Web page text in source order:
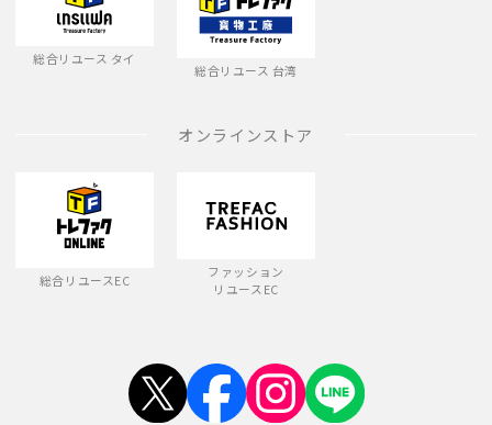
総合リユース タイ
総合リユース 台湾
オンラインストア
総合リユースEC
ファッション
リユースEC